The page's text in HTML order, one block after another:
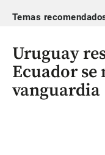
Temas
Uruguay
Ecuador
vanguardia